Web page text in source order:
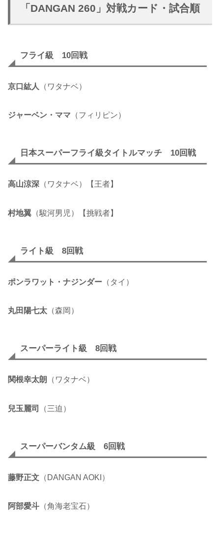
「DANGAN 260」対戦カード・試合順
フライ級 10回戦
京口紘人 （ワタナベ）
ジャーベン・ママ （フィリピン）
日本スーパーフライ級タイトルマッチ 10回戦
高山涼深 （ワタナベ）【王者】
村地翼 （駿河男児）【挑戦者】
ライト級 8回戦
ポンラワット・ナジンダー （タイ）
丸田陽七太 （森岡）
スーパーライト級 8回戦
関根幸太朗 （ワタナベ）
兒玉麗司 （三迫）
スーパーバンタム級 6回戦
藤野正文 （DANGAN AOKI）
阿部愛斗 （角海老宝石）